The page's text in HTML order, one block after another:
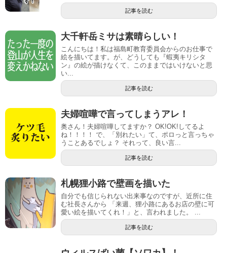
記事を読む
大千軒岳ミサは素晴らしい！
こんにちは！私は福島町教育委員会からのお仕事で
絵を描いてます。が、どうしても『蝦夷キリシタ
ン』の絵が描けなくて、このままではいけないと思
い...
記事を読む
夫婦喧嘩で言ってしまうアレ！
奥さん！夫婦喧嘩してますか？ OK!OK!してるよ
ね！！！！ で、「別れたい」て、ポロっと言っちゃ
うことあるでしょ？ それって、良い言...
記事を読む
札幌狸小路で壁画を描いた
自分でも信じられない出来事なのですが、近所に住
む社長さんから 「来週、狸小路にあるお店の壁に可
愛い絵を描いてくれ！」と、言われました。 ...
記事を読む